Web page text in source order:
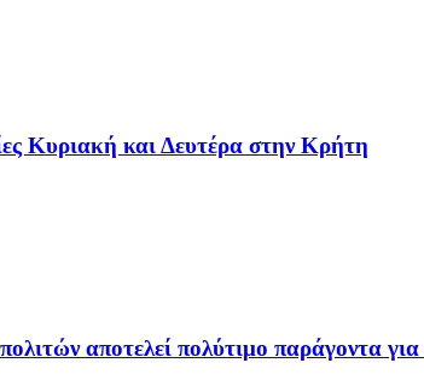
Κυριακή και Δευτέρα στην Κρήτη
αποτελεί πολύτιμο παράγοντα